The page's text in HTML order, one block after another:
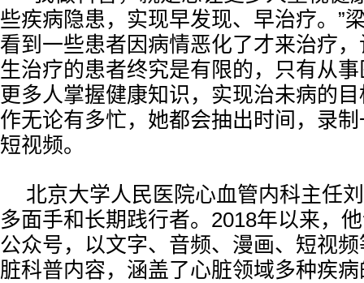
些疾病隐患，实现早发现、早治疗。”
看到一些患者因病情恶化了才来治疗
生治疗的患者终究是有限的，只有从
更多人掌握健康知识，实现治未病的
作无论有多忙，她都会抽出时间，录
短视频。
北京大学人民医院心血管内科主任
多面手和长期践行者。2018年以来，
公众号，以文字、音频、漫画、短视
脏科普内容，涵盖了心脏领域多种疾